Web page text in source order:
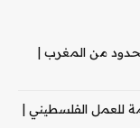
من المغرب |
للعمل الفلسطيني |